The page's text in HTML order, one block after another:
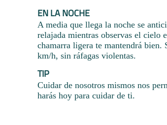
EN LA NOCHE
A media que llega la noche se
relajada mientras observas el cielo
chamarra ligera te mantendrá bien.
km/h, sin ráfagas violentas.
TIP
Cuidar de nosotros mismos nos
harás hoy para cuidar de ti.